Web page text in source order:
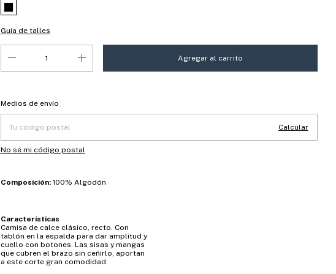
Guía de talles
Entregas para el CP:
Medios de envío
Calcular
No sé mi código postal
Composición: 100% Algodón
Características
Camisa de calce clásico, recto. Con
tablón en la espalda para dar amplitud y
cuello con botones. Las sisas y mangas
que cubren el brazo sin ceñirlo, aportan
a este corte gran comodidad.